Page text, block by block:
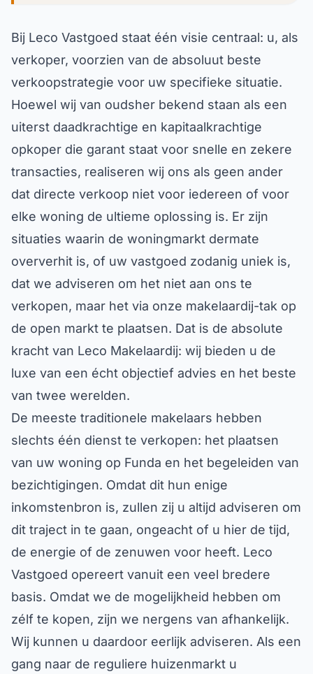
Bij Leco Vastgoed staat één visie centraal: u, als
verkoper, voorzien van de absoluut beste
verkoopstrategie voor uw specifieke situatie.
Hoewel wij van oudsher bekend staan als een
uiterst daadkrachtige en kapitaalkrachtige
opkoper die garant staat voor snelle en zekere
transacties, realiseren wij ons als geen ander
dat directe verkoop niet voor iedereen of voor
elke woning de ultieme oplossing is. Er zijn
situaties waarin de woningmarkt dermate
oververhit is, of uw vastgoed zodanig uniek is,
dat we adviseren om het niet aan ons te
verkopen, maar het via onze makelaardij-tak op
de open markt te plaatsen. Dat is de absolute
kracht van Leco Makelaardij: wij bieden u de
luxe van een écht objectief advies en het beste
van twee werelden.
De meeste traditionele makelaars hebben
slechts één dienst te verkopen: het plaatsen
van uw woning op Funda en het begeleiden van
bezichtigingen. Omdat dit hun enige
inkomstenbron is, zullen zij u altijd adviseren om
dit traject in te gaan, ongeacht of u hier de tijd,
de energie of de zenuwen voor heeft. Leco
Vastgoed opereert vanuit een veel bredere
basis. Omdat we de mogelijkheid hebben om
zélf te kopen, zijn we nergens van afhankelijk.
Wij kunnen u daardoor eerlijk adviseren. Als een
gang naar de reguliere huizenmarkt u